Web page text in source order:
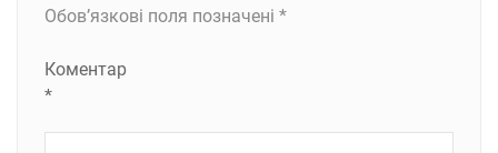
Обов’язкові поля позначені *
Коментар
*